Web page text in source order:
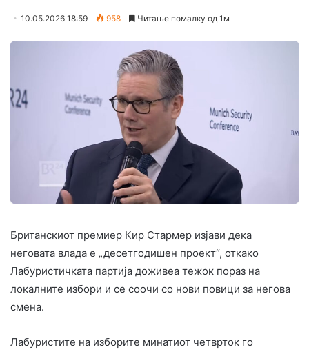
10.05.2026 18:59 958 Читање помалку од 1м
Британскиот премиер Кир Стармер изјави дека
неговата влада е „десетгодишен проект“, откако
Лабуристичката партија доживеа тежок пораз на
локалните избори и се соочи со нови повици за негова
смена.
Лабуристите на изборите минатиот четврток го